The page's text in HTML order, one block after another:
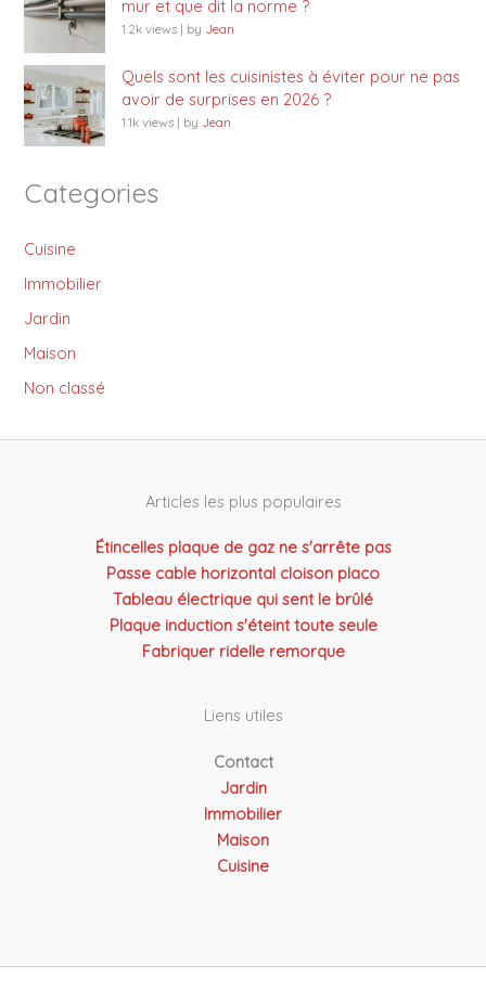
mur et que dit la norme ?
1.2k views | by Jean
Quels sont les cuisinistes à éviter pour ne pas
avoir de surprises en 2026 ?
1.1k views | by Jean
Categories
Cuisine
Immobilier
Jardin
Maison
Non classé
Articles les plus populaires
Étincelles plaque de gaz ne s'arrête pas
Passe cable horizontal cloison placo
Tableau électrique qui sent le brûlé
Plaque induction s'éteint toute seule
Fabriquer ridelle remorque
Liens utiles
Contact
Jardin
Immobilier
Maison
Cuisine